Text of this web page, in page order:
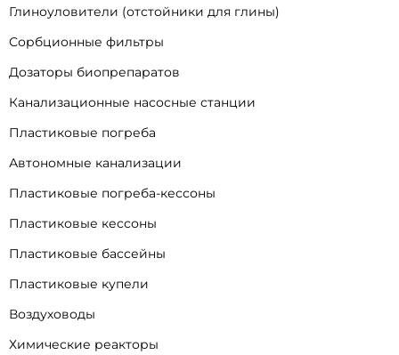
Глиноуловители (отстойники для глины)
Сорбционные фильтры
Дозаторы биопрепаратов
Канализационные насосные станции
Пластиковые погреба
Автономные канализации
Пластиковые погреба-кессоны
Пластиковые кессоны
Пластиковые бассейны
Пластиковые купели
Воздуховоды
Химические реакторы